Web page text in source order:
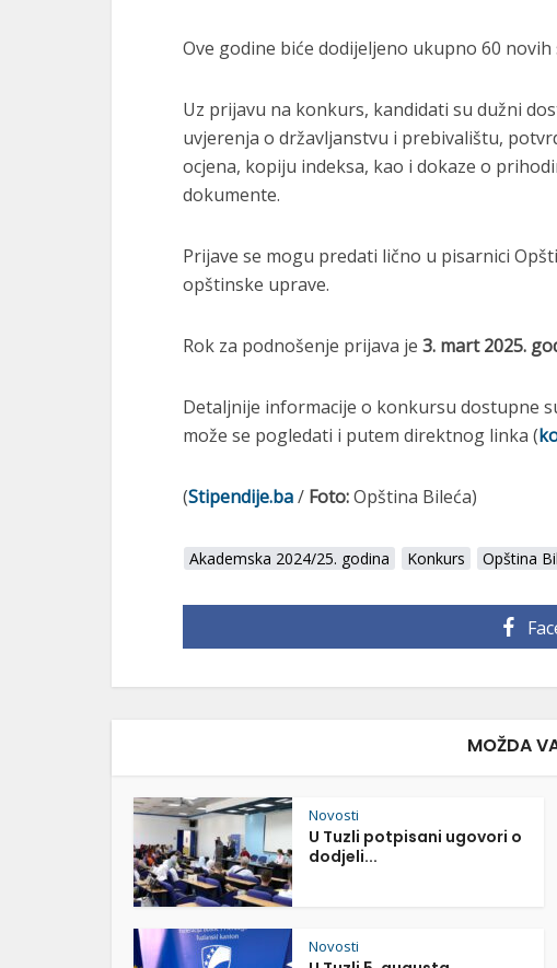
Ove godine biće dodijeljeno ukupno 60 novih
Uz prijavu na konkurs, kandidati su dužni
uvjerenja o državljanstvu i prebivalištu,
ocjena, kopiju indeksa, kao i dokaze o
dokumente.
Prijave se mogu predati lično u pisarnici
opštinske uprave.
Rok za podnošenje prijava je 3. mart 2025.
Detaljnije informacije o konkursu dostupne
može se pogledati i putem direktnog linka (
(Stipendije.ba/ Foto:Opština Bileća)
Akademska 2024/25. godina Konkurs Opština
MOŽDA
Novosti
U Tuzli potpisani ugovori o
dodjeli...
Novosti